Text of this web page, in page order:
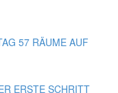
57 RÄUME AUF
ERSTE SCHRITT